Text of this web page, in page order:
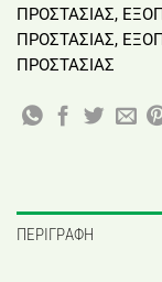
ΠΡΟΣΤΑΣΙΑΣ,
ΠΡΟΣΤΑΣΙΑΣ,
ΠΡΟΣΤΑΣΙΑΣ
ΠΕΡΙΓΡΑΦΉ